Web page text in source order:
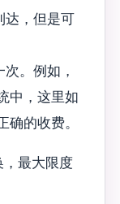
达，但是可
。例如，
中，这里如
确的收费。
最大限度